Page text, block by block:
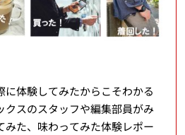
に体験してみたからこそわかる
クスのスタッフや編集部員がみ
みた、味わってみた体験レポー